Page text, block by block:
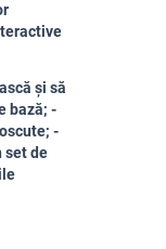
și să
bază; -
-
set de